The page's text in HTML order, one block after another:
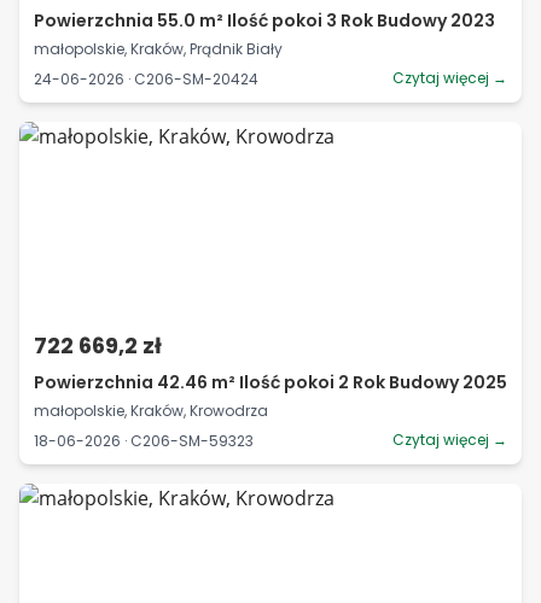
Powierzchnia 55.0 m² Ilość pokoi 3 Rok Budowy 2023
małopolskie, Kraków, Prądnik Biały
24-06-2026 · C206-SM-20424
Czytaj więcej →
722 669,2 zł
Powierzchnia 42.46 m² Ilość pokoi 2 Rok Budowy 2025
małopolskie, Kraków, Krowodrza
18-06-2026 · C206-SM-59323
Czytaj więcej →